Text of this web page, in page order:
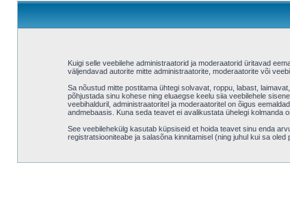
Kuigi selle veebilehe administraatorid ja moderaatorid üritavad
väljendavad autorite mitte administraatorite, moderaatorite või
Sa nõustud mitte postitama ühtegi solvavat, roppu, labast,
põhjustada sinu kohese ning eluaegse keelu siia veebilehele
veebihalduril, administraatoritel ja moderaatoritel on õigus
andmebaasis. Kuna seda teavet ei avalikustata ühelegi kolmanda
See veebilehekülg kasutab küpsiseid et hoida teavet sinu enda
registratsiooniteabe ja salasõna kinnitamisel (ning juhul kui sa